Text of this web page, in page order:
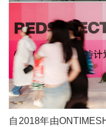
自2018年由